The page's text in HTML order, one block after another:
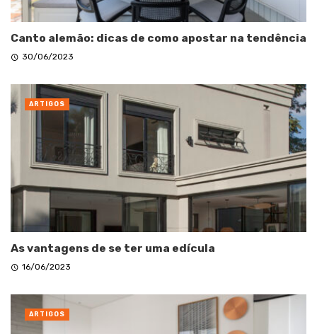
Canto alemão: dicas de como apostar na tendência
30/06/2023
As vantagens de se ter uma edícula
16/06/2023
ARTIGOS
ARTIGOS